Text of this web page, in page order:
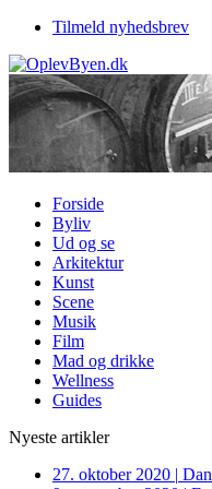
Tilmeld nyhedsbrev
Forside
Byliv
Ud og se
Arkitektur
Kunst
Scene
Musik
Film
Mad og drikke
Wellness
Guides
Nyeste artikler
27. oktober 2020 |